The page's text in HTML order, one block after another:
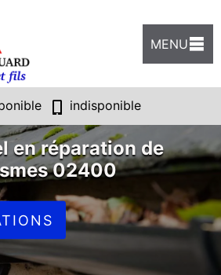
MENU
indisponible
en réparation de
02400